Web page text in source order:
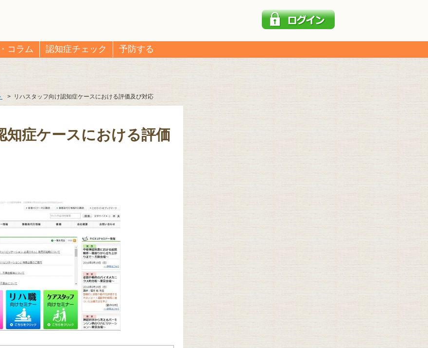
コラム 認知症チェック 予防する
> リハスタッフ向け認知症ケースにおける評価及び対応
知症ケースにおける評価